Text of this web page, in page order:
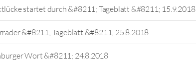
startet durch &#8211; Tageblatt &#8211; 15.9.2018
&#8211; Tageblatt &#8211; 25.8.2018
Wort &#8211; 24.8.2018